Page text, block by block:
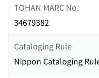
TOHAN MARC No.
34679382
Cataloging Rule
Nippon Cataloging